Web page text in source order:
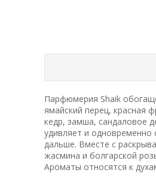
Парфюмерия Shaik
ямайский перец, красная
кедр, замша, сандаловое
удивляет и
дальше. Вместе с
жасмина и болгарской
Ароматы относятся к